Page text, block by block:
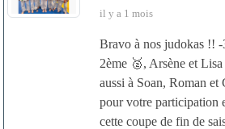
il y a 1 mois
Bravo à nos judokas !!
2ème 🥈, Arsène et
aussi à Soan, Roman
pour votre participation
cette coupe de fin de